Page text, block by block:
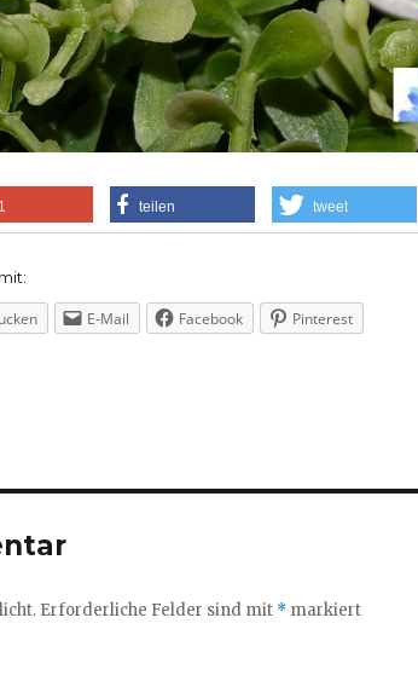
teilen tweet
E-Mail Facebook Pinterest
Erforderliche Felder sind mit * markiert